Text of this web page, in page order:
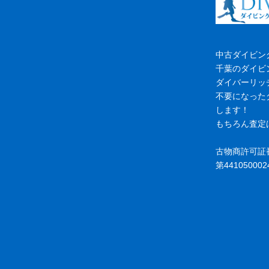
中古ダイビン
千葉のダイビ
ダイバーリ
不要になった
します！
もちろん査定
古物商許可証
第